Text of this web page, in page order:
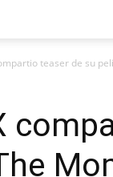
teaser de su